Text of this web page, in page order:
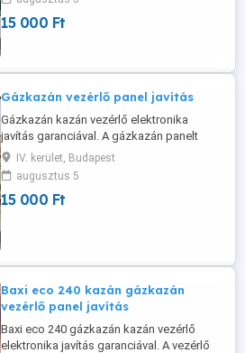
magánszemély részére tudok kiállítani. A
gázkazán kazán vezérlő panelt postai
15 000 Ft
Gázkazán vezérlő panel javítás
Gázkazán kazán vezérlő elektronika
javítás garanciával. A gázkazán panelt
postai úton is elküldhetik 24 órán belül
megkapom. Javítási idő rövid határidővel.
A gázkazán kazán vezérlő elektronikát
minden esetben letesztelve kapják vissza,
IV. kerület, Budapest
augusztus 5
15 000 Ft
Baxi eco 240 kazán gázkazán
vezérlő panel javítás
Baxi eco 240 gázkazán kazán vezérlő
elektronika javítás garanciával. A vezérlő